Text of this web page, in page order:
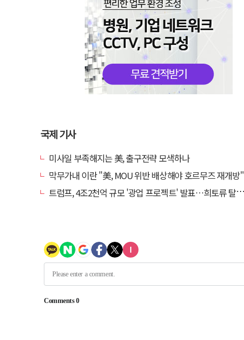
국제 기사
미사일 부족해지는 美, 출구전략 모색하나
막무가내 이란 "美, MOU 위반 배상해야 호르무즈 재개방"
트럼프, 4조2천억 규모 '광업 프로젝트' 발표…희토류 탈중국 속도